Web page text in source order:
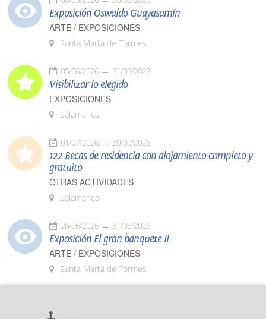
Exposición Oswaldo Guayasamín
ARTE / EXPOSICIONES
Santa Marta de Tormes
05/06/2026 31/03/2027
Visibilizar lo elegido
EXPOSICIONES
Salamanca
01/07/2026 30/09/2026
122 Becas de residencia con alojamiento completo y
gratuito
OTRAS ACTIVIDADES
Salamanca
26/06/2026 31/08/2026
Exposición El gran banquete II
ARTE / EXPOSICIONES
Santa Marta de Tormes